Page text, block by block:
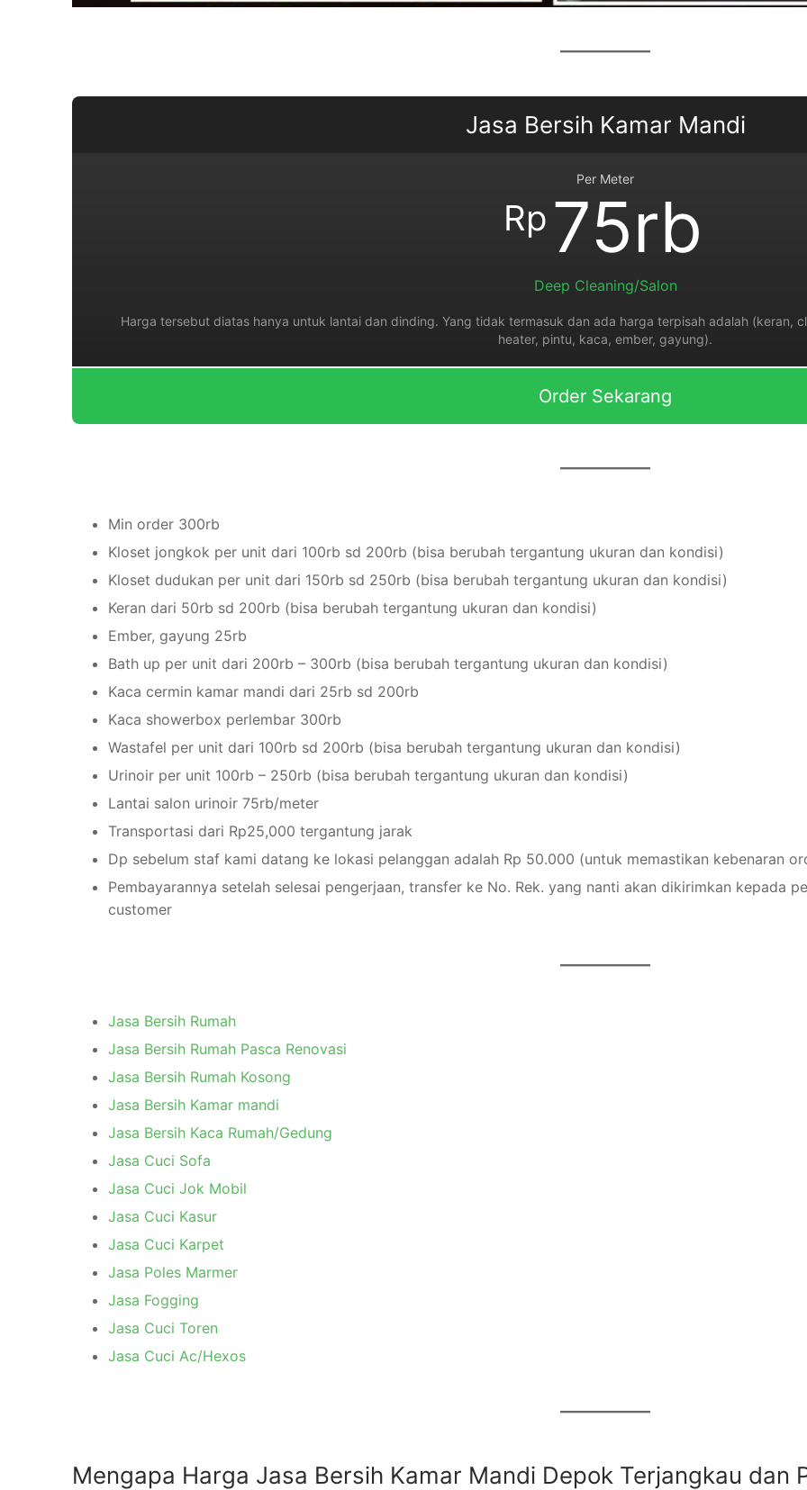
Jasa Bersih Kamar Mandi
Per Meter
Rp 75rb
Deep Cleaning/Salon
Harga tersebut diatas hanya untuk lantai dan dinding. Yang tidak termasuk dan ada harga terpisah adalah (keran,
heater, pintu, kaca, ember, gayung).
Order Sekarang
Min order 300rb
Kloset jongkok per unit dari 100rb sd 200rb (bisa berubah tergantung ukuran dan kondisi)
Kloset dudukan per unit dari 150rb sd 250rb (bisa berubah tergantung ukuran dan kondisi)
Keran dari 50rb sd 200rb (bisa berubah tergantung ukuran dan kondisi)
Ember, gayung 25rb
Bath up per unit dari 200rb – 300rb (bisa berubah tergantung ukuran dan kondisi)
Kaca cermin kamar mandi dari 25rb sd 200rb
Kaca showerbox perlembar 300rb
Wastafel per unit dari 100rb sd 200rb (bisa berubah tergantung ukuran dan kondisi)
Urinoir per unit 100rb – 250rb (bisa berubah tergantung ukuran dan kondisi)
Lantai salon urinoir 75rb/meter
Transportasi dari Rp25,000 tergantung jarak
Dp sebelum staf kami datang ke lokasi pelanggan adalah Rp 50.000 (untuk memastikan kebenaran
Pembayarannya setelah selesai pengerjaan, transfer ke No. Rek. yang nanti akan dikirimkan kepada
customer
Jasa Bersih Rumah
Jasa Bersih Rumah Pasca Renovasi
Jasa Bersih Rumah Kosong
Jasa Bersih Kamar mandi
Jasa Bersih Kaca Rumah/Gedung
Jasa Cuci Sofa
Jasa Cuci Jok Mobil
Jasa Cuci Kasur
Jasa Cuci Karpet
Jasa Poles Marmer
Jasa Fogging
Jasa Cuci Toren
Jasa Cuci Ac/Hexos
Mengapa Harga Jasa Bersih Kamar Mandi Depok Terjangkau dan